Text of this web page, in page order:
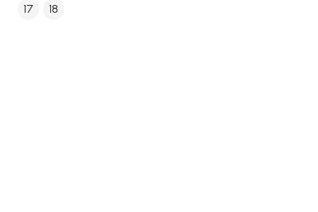
17 18